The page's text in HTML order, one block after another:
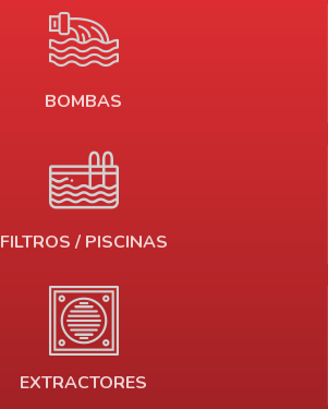
BOMBAS
FILTROS / PISCINAS
EXTRACTORES